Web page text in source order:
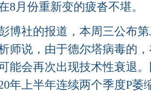
8月份重新变的疲沓不堪。
社的报道，本周三公布第
师说，由于德尔塔病毒的
能会再次出现技术性衰退
年上半年连续两个季度P萎